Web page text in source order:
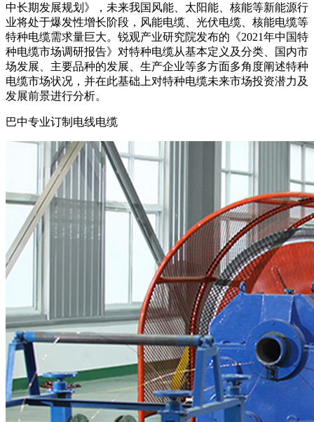
中长期发展规划》，未来我国风能、太阳能、核能等新能源行
业将处于爆发性增长阶段，风能电缆、光伏电缆、核能电缆等
特种电缆需求量巨大。锐观产业研究院发布的《2021年中国特
种电缆市场调研报告》对特种电缆从基本定义及分类、国内市
场发展、主要品种的发展、生产企业等多方面多角度阐述特种
电缆市场状况，并在此基础上对特种电缆未来市场投资潜力及
发展前景进行分析。
巴中专业订制电线电缆